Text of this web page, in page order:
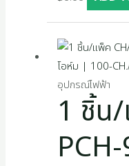
อุปกรณ์ไฟฟ้า
1 ชิ้น